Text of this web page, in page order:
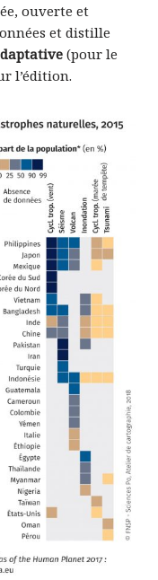
ouverte et
et distille
(pour le
l’édition.